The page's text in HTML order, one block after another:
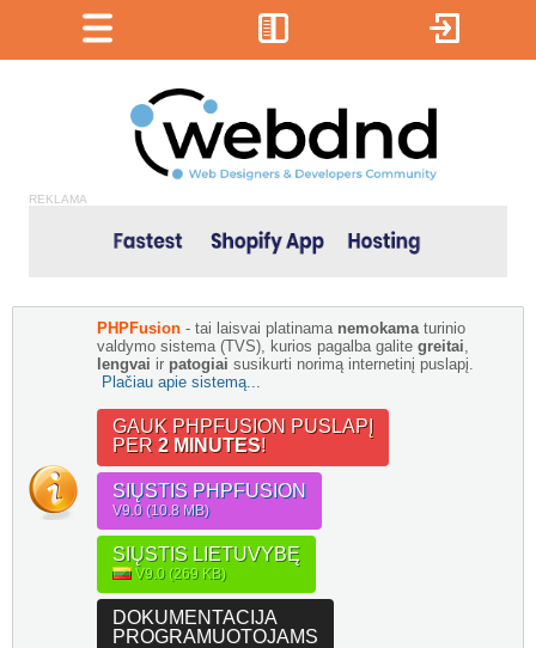
REKLAMA
PHPFusion - tai laisvai platinama nemokama turinio
valdymo sistema (TVS), kurios pagalba galite greitai
lengvai ir patogiai susikurti norimą internetinį puslapį.
Plačiau apie sistemą...
GAUK PHPFUSION PUSLAPĮ
PER 2 MINUTES!
SIŲSTIS PHPFUSION
V9.0 (10.8 MB)
SIŲSTIS LIETUVYBĘ
V9.0 (269 KB)
DOKUMENTACIJA
PROGRAMUOTOJAMS